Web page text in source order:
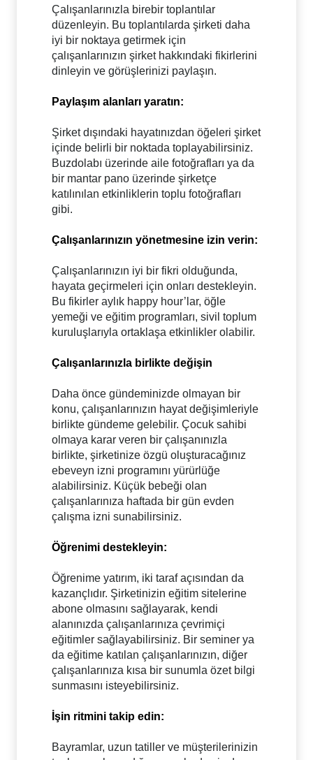
Çalışanlarınızla birebir toplantılar
düzenleyin. Bu toplantılarda şirketi daha
iyi bir noktaya getirmek için
çalışanlarınızın şirket hakkındaki fikirlerini
dinleyin ve görüşlerinizi paylaşın.
Paylaşım alanları yaratın:
Şirket dışındaki hayatınızdan öğeleri şirket
içinde belirli bir noktada toplayabilirsiniz.
Buzdolabı üzerinde aile fotoğrafları ya da
bir mantar pano üzerinde şirketçe
katılınılan etkinliklerin toplu fotoğrafları
gibi.
Çalışanlarınızın yönetmesine izin verin:
Çalışanlarınızın iyi bir fikri olduğunda,
hayata geçirmeleri için onları destekleyin.
Bu fikirler aylık happy hour’lar, öğle
yemeği ve eğitim programları, sivil toplum
kuruluşlarıyla ortaklaşa etkinlikler olabilir.
Çalışanlarınızla birlikte değişin
Daha önce gündeminizde olmayan bir
konu, çalışanlarınızın hayat değişimleriyle
birlikte gündeme gelebilir. Çocuk sahibi
olmaya karar veren bir çalışanınızla
birlikte, şirketinize özgü oluşturacağınız
ebeveyn izni programını yürürlüğe
alabilirsiniz. Küçük bebeği olan
çalışanlarınıza haftada bir gün evden
çalışma izni sunabilirsiniz.
Öğrenimi destekleyin:
Öğrenime yatırım, iki taraf açısından da
kazançlıdır. Şirketinizin eğitim sitelerine
abone olmasını sağlayarak, kendi
alanınızda çalışanlarınıza çevrimiçi
eğitimler sağlayabilirsiniz. Bir seminer ya
da eğitime katılan çalışanlarınızın, diğer
çalışanlarınıza kısa bir sunumla özet bilgi
sunmasını isteyebilirsiniz.
İşin ritmini takip edin:
Bayramlar, uzun tatiller ve müşterilerinizin